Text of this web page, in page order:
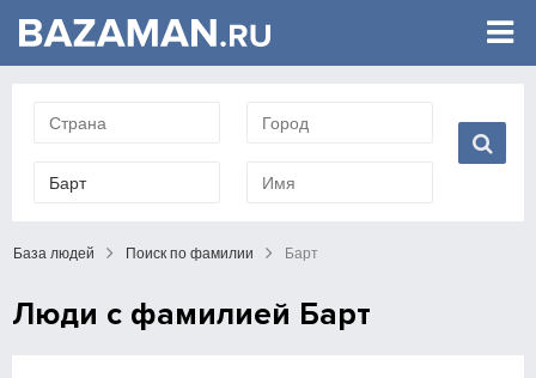
База людей Поиск по фамилии Барт
Люди с фамилией Барт